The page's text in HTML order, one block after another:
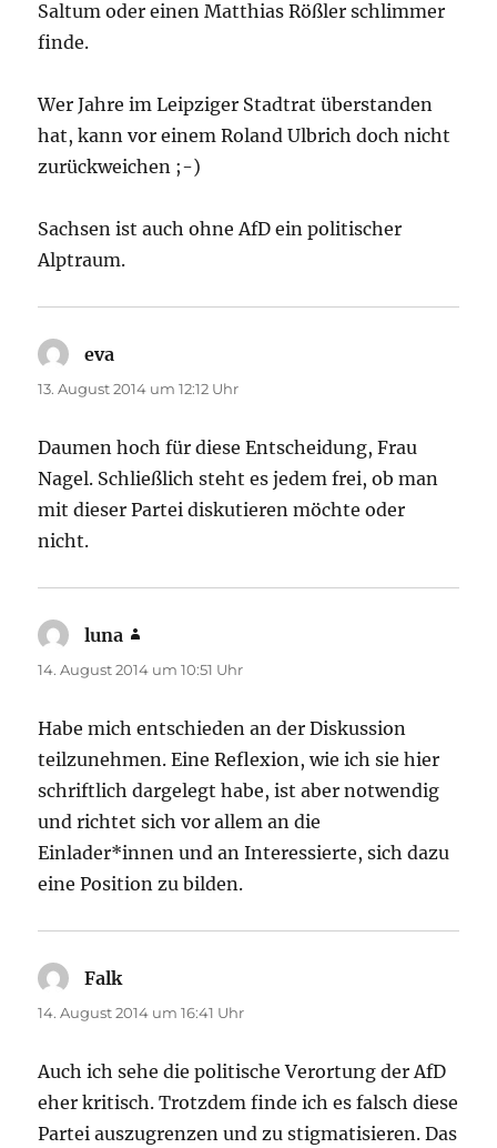
Saltum oder einen Matthias Rößler schlimmer
finde.
Wer Jahre im Leipziger Stadtrat überstanden
hat, kann vor einem Roland Ulbrich doch nicht
zurückweichen ;-)
Sachsen ist auch ohne AfD ein politischer
Alptraum.
eva
13. August 2014 um 12:12 Uhr
Daumen hoch für diese Entscheidung, Frau
Nagel. Schließlich steht es jedem frei, ob man
mit dieser Partei diskutieren möchte oder
nicht.
luna
14. August 2014 um 10:51 Uhr
Habe mich entschieden an der Diskussion
teilzunehmen. Eine Reflexion, wie ich sie hier
schriftlich dargelegt habe, ist aber notwendig
und richtet sich vor allem an die
Einlader*innen und an Interessierte, sich dazu
eine Position zu bilden.
Falk
14. August 2014 um 16:41 Uhr
Auch ich sehe die politische Verortung der AfD
eher kritisch. Trotzdem finde ich es falsch diese
Partei auszugrenzen und zu stigmatisieren. Das